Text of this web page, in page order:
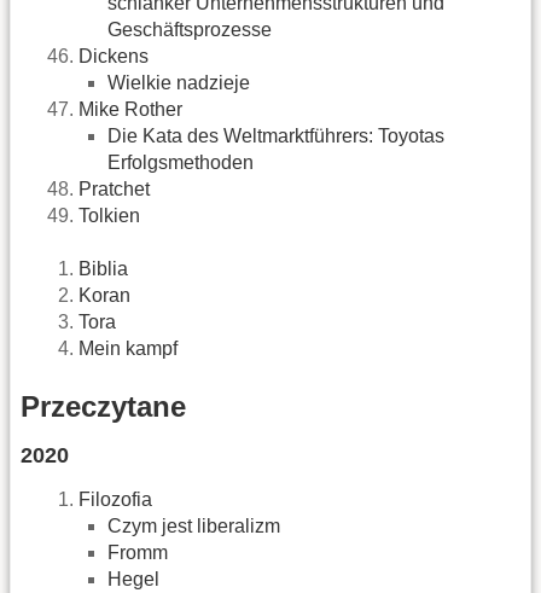
Geschäftsprozesse
Dickens
Wielkie nadzieje
Mike Rother
Die Kata des Weltmarktführers: Toyotas
Erfolgsmethoden
Pratchet
Tolkien
Biblia
Koran
Tora
Mein kampf
Przeczytane
2020
Filozofia
Czym jest liberalizm
Fromm
Hegel